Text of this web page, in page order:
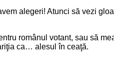
alegeri! Atunci să vezi
românul votant, sau să
ca… alesul în ceaţă.